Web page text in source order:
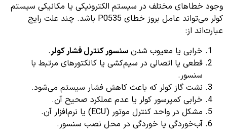
وجود خطاهای مختلف در سیستم الکترونیکی یا مکانیکی سیستم
کولر می‌تواند عامل بروز خطای P0535 باشد. چند علت رایج
عبارت‌اند از:
خرابی یا معیوب شدن سنسور کنترل فشار کولر.
قطعی یا اتصالی در سیم‌کشی یا کانکتورهای مرتبط با
سنسور.
نشت گاز کولر که باعث کاهش فشار سیستم می‌شود.
خرابی کمپرسور کولر یا عدم عملکرد صحیح آن.
مشکل در واحد کنترل موتور (ECU) یا نرم‌افزار آن.
آب‌خوردگی یا خوردگی در محل نصب سنسور.